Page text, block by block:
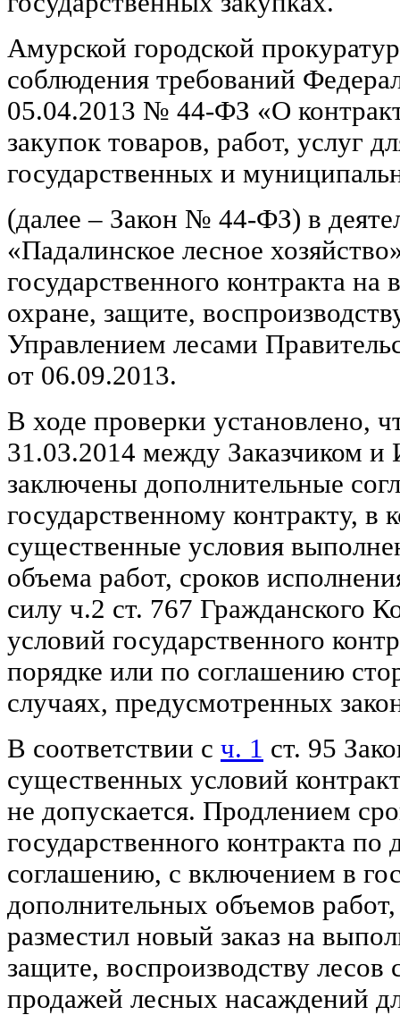
Амурской городской
соблюдения требований
05.04.2013 № 44-ФЗ «О
закупок товаров, работ, услуг
государственных и
(далее – Закон № 44-ФЗ) в
«Падалинское лесное
государственного контракта
охране, защите,
Управлением лесами
от 06.09.2013.
В ходе проверки установлено,
31.03.2014 между Заказчиком и
заключены дополнительные
государственному контракту, в
существенные условия
объема работ, сроков
силу ч.2 ст. 767 Гражданского
условий государственного
порядке или по соглашению
случаях, предусмотренных
В соответствии с ч. 1 ст. 95
существенных условий
не допускается. Продлением
государственного контракта
соглашению, с включением в
дополнительных объемов
разместил новый заказ на
защите, воспроизводству лесов
продажей лесных насаждений